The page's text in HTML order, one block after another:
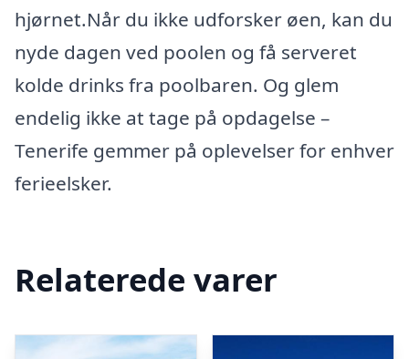
hjørnet.Når du ikke udforsker øen, kan du
nyde dagen ved poolen og få serveret
kolde drinks fra poolbaren. Og glem
endelig ikke at tage på opdagelse –
Tenerife gemmer på oplevelser for enhver
ferieelsker.
Relaterede varer